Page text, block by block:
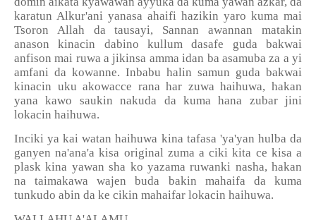
karatun Alkur'ani yanasa ahaifi hazikin yaro kuma mai
Tsoron Allah da tausayi, Sannan awannan matakin
anason kinacin dabino kullum dasafe guda bakwai
anfison mai ruwa a jikinsa amma idan ba asamuba za a yi
amfani da kowanne. Inbabu halin samun guda bakwai
kinacin uku akowacce rana har zuwa haihuwa, hakan
yana kawo saukin nakuda da kuma hana zubar jini
lokacin haihuwa.
Inciki ya kai watan haihuwa kina tafasa 'ya'yan hulba da
ganyen na'ana'a kisa original zuma a ciki kita ce kisa a
plask kina yawan sha ko yazama ruwanki nasha, hakan
na taimakawa wajen buda bakin mahaifa da kuma
tunkudo abin da ke cikin mahaifar lokacin haihuwa.